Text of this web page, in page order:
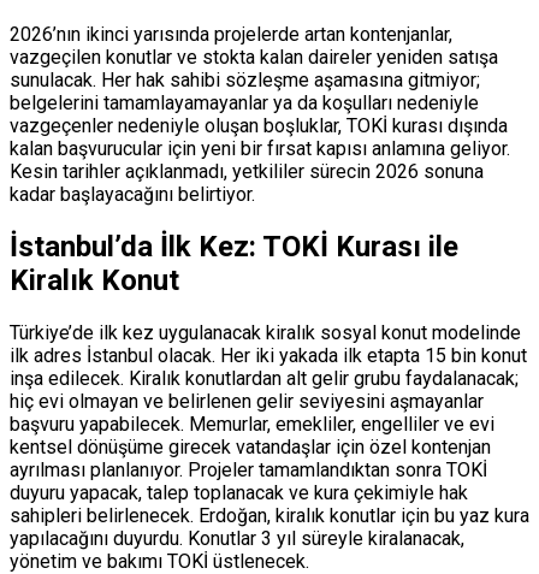
2026’nın ikinci yarısında projelerde artan kontenjanlar,
vazgeçilen konutlar ve stokta kalan daireler yeniden satışa
sunulacak. Her hak sahibi sözleşme aşamasına gitmiyor;
belgelerini tamamlayamayanlar ya da koşulları nedeniyle
vazgeçenler nedeniyle oluşan boşluklar, TOKİ kurası dışında
kalan başvurucular için yeni bir fırsat kapısı anlamına geliyor.
Kesin tarihler açıklanmadı, yetkililer sürecin 2026 sonuna
kadar başlayacağını belirtiyor.
İstanbul’da İlk Kez: TOKİ Kurası ile
Kiralık Konut
Türkiye’de ilk kez uygulanacak kiralık sosyal konut modelinde
ilk adres İstanbul olacak. Her iki yakada ilk etapta 15 bin konut
inşa edilecek. Kiralık konutlardan alt gelir grubu faydalanacak;
hiç evi olmayan ve belirlenen gelir seviyesini aşmayanlar
başvuru yapabilecek. Memurlar, emekliler, engelliler ve evi
kentsel dönüşüme girecek vatandaşlar için özel kontenjan
ayrılması planlanıyor. Projeler tamamlandıktan sonra TOKİ
duyuru yapacak, talep toplanacak ve kura çekimiyle hak
sahipleri belirlenecek. Erdoğan, kiralık konutlar için bu yaz kura
yapılacağını duyurdu. Konutlar 3 yıl süreyle kiralanacak,
yönetim ve bakımı TOKİ üstlenecek.